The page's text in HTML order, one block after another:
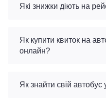
Які знижки діють на
Як купити квиток на
онлайн?
Як знайти свій автобус